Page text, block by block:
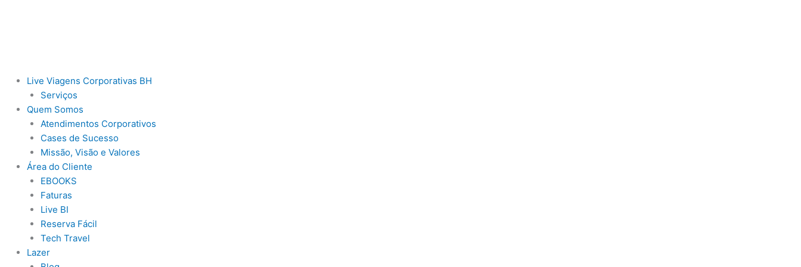
Live Viagens Corporativas BH
Serviços
Quem Somos
Atendimentos Corporativos
Cases de Sucesso
Missão, Visão e Valores
Área do Cliente
EBOOKS
Faturas
Live BI
Reserva Fácil
Tech Travel
Lazer